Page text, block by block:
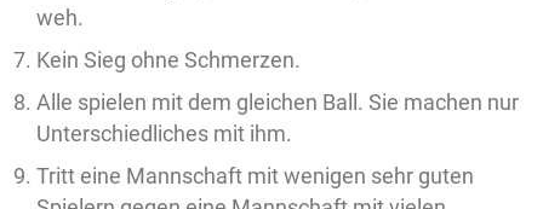
weh.
Kein Sieg ohne Schmerzen.
Alle spielen mit dem gleichen Ball. Sie machen nur
Unterschiedliches mit ihm.
Tritt eine Mannschaft mit wenigen sehr guten